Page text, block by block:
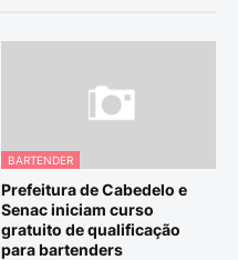
BARTENDER
Prefeitura de Cabedelo e
Senac iniciam curso
gratuito de qualificação
para bartenders